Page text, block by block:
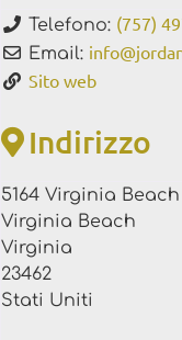
Telefono: (757)
Email: info@
Sito web
Indirizzo
5164 Virginia
Virginia Beach
Virginia
23462
Stati Uniti